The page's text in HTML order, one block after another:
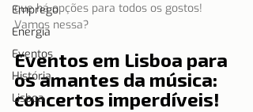
Emprego
Energia
Eventos
História
Lisboa
que há opções para todos os gostos!
Vamos nessa?
Eventos em Lisboa para
os amantes da música:
concertos imperdíveis!